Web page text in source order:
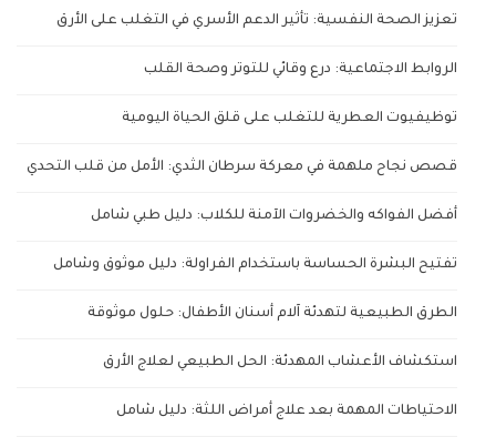
تعزيز الصحة النفسية: تأثير الدعم الأسري في التغلب على الأرق
الروابط الاجتماعية: درع وقائي للتوتر وصحة القلب
توظيفيوت العطرية للتغلب على قلق الحياة اليومية
قصص نجاح ملهمة في معركة سرطان الثدي: الأمل من قلب التحدي
أفضل الفواكه والخضروات الآمنة للكلاب: دليل طبي شامل
تفتيح البشرة الحساسة باستخدام الفراولة: دليل موثوق وشامل
الطرق الطبيعية لتهدئة آلام أسنان الأطفال: حلول موثوقة
استكشاف الأعشاب المهدئة: الحل الطبيعي لعلاج الأرق
الاحتياطات المهمة بعد علاج أمراض اللثة: دليل شامل